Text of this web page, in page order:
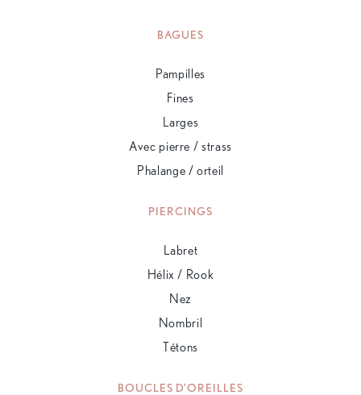
BAGUES
Pampilles
Fines
Larges
Avec pierre / strass
Phalange / orteil
PIERCINGS
Labret
Hélix / Rook
Nez
Nombril
Tétons
BOUCLES D'OREILLES